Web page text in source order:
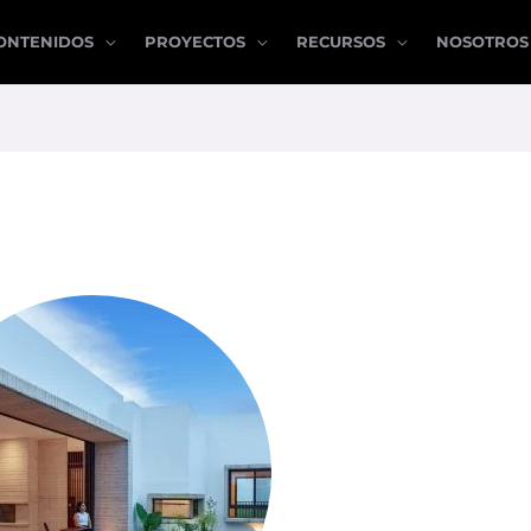
PROYECTOS RECURSOS NOSOTROS